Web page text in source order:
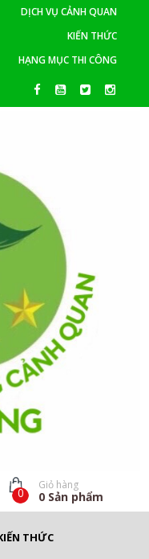
DỊCH VỤ CẢNH QUAN
KIẾN THỨC
HẠNG MỤC THI CÔNG
0
Giỏ hàng
0 Sản phẩm
THỨC